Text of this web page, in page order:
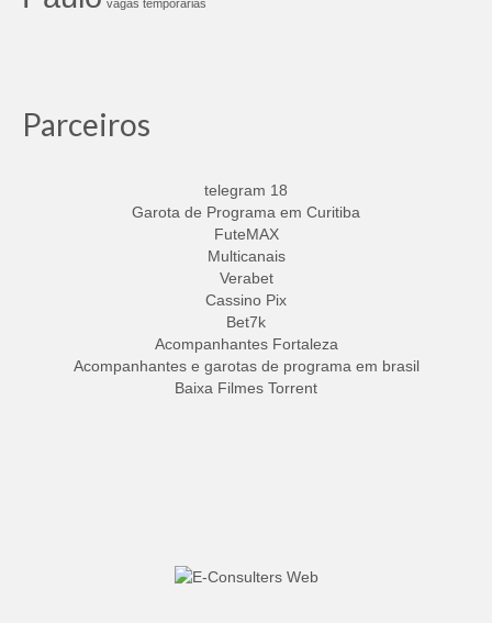
vagas temporarias
Parceiros
telegram 18
Garota de Programa em Curitiba
FuteMAX
Multicanais
Verabet
Cassino Pix
Bet7k
Acompanhantes Fortaleza
Acompanhantes e garotas de programa em brasil
Baixa Filmes Torrent